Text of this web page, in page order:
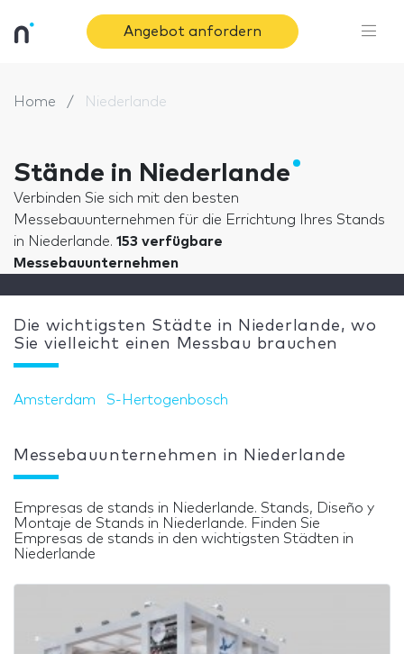
Angebot anfordern
Home Niederlande
Stände in Niederlande
Verbinden Sie sich mit den besten
Messebauunternehmen für die Errichtung Ihres Stands
in Niederlande. 153 verfügbare
Messebauunternehmen
Die wichtigsten Städte in Niederlande, wo
Sie vielleicht einen Messbau brauchen
Amsterdam S-Hertogenbosch
Messebauunternehmen in Niederlande
Empresas de stands in Niederlande. Stands, Diseño y
Montaje de Stands in Niederlande. Finden Sie
Empresas de stands in den wichtigsten Städten in
Niederlande